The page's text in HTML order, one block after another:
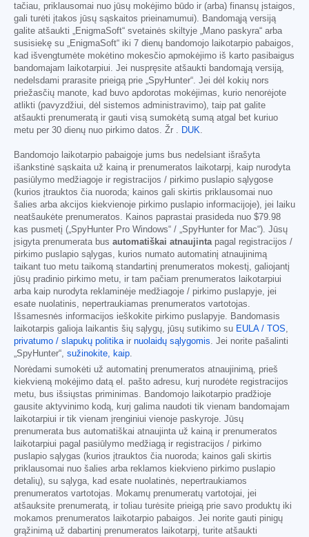
tačiau, priklausomai nuo jūsų mokėjimo būdo ir (arba) finansų įstaigos,
gali turėti įtakos jūsų sąskaitos prieinamumui). Bandomąją versiją
galite atšaukti „EnigmaSoft“ svetainės skiltyje „Mano paskyra“ arba
susisiekę su „EnigmaSoft“ iki 7 dienų bandomojo laikotarpio pabaigos,
kad išvengtumėte mokėtino mokesčio apmokėjimo iš karto pasibaigus
bandomajam laikotarpiui. Jei nuspręsite atšaukti bandomąją versiją,
nedelsdami prarasite prieigą prie „SpyHunter“. Jei dėl kokių nors
priežasčių manote, kad buvo apdorotas mokėjimas, kurio nenorėjote
atlikti (pavyzdžiui, dėl sistemos administravimo), taip pat galite
atšaukti prenumeratą ir gauti visą sumokėtą sumą atgal bet kuriuo
metu per 30 dienų nuo pirkimo datos. Žr .
DUK
Bandomojo laikotarpio pabaigoje jums bus nedelsiant išrašyta
išankstinė sąskaita už kainą ir prenumeratos laikotarpį, kaip nurodyta
pasiūlymo medžiagoje ir registracijos / pirkimo puslapio sąlygose
(kurios įtrauktos čia nuoroda; kainos gali skirtis priklausomai nuo
šalies arba akcijos kiekvienoje pirkimo puslapio informacijoje), jei laiku
neatšaukėte prenumeratos. Kainos paprastai prasideda nuo $79.98
kas pusmetį („SpyHunter Pro Windows“ / „SpyHunter for Mac“). Jūsų
įsigyta prenumerata bus automatiškai atnaujinta pagal registracijos /
pirkimo puslapio sąlygas, kurios numato automatinį atnaujinimą
taikant tuo metu taikomą standartinį prenumeratos mokestį, galiojantį
jūsų pradinio pirkimo metu, ir tam pačiam prenumeratos laikotarpiui
arba kaip nurodyta reklaminėje medžiagoje / pirkimo puslapyje, jei
esate nuolatinis, nepertraukiamas prenumeratos vartotojas.
Išsamesnės informacijos ieškokite pirkimo puslapyje. Bandomasis
laikotarpis galioja laikantis šių sąlygų, jūsų sutikimo su EULA / TOS
privatumo / slapukų politika ir nuolaidų sąlygomis . Jei norite pašalinti
„SpyHunter“, sužinokite, kaip
Norėdami sumokėti už automatinį prenumeratos atnaujinimą, prieš
kiekvieną mokėjimo datą el. pašto adresu, kurį nurodėte registracijos
metu, bus išsiųstas priminimas. Bandomojo laikotarpio pradžioje
gausite aktyvinimo kodą, kurį galima naudoti tik vienam bandomajam
laikotarpiui ir tik vienam įrenginiui vienoje paskyroje. Jūsų
prenumerata bus automatiškai atnaujinta už kainą ir prenumeratos
laikotarpiui pagal pasiūlymo medžiagą ir registracijos / pirkimo
puslapio sąlygas (kurios įtrauktos čia nuoroda; kainos gali skirtis
priklausomai nuo šalies arba reklamos kiekvieno pirkimo puslapio
detalių), su sąlyga, kad esate nuolatinės, nepertraukiamos
prenumeratos vartotojas. Mokamų prenumeratų vartotojai, jei
atšauksite prenumeratą, ir toliau turėsite prieigą prie savo produktų iki
mokamos prenumeratos laikotarpio pabaigos. Jei norite gauti pinigų
grąžinimą už dabartinį prenumeratos laikotarpį, turite atšaukti